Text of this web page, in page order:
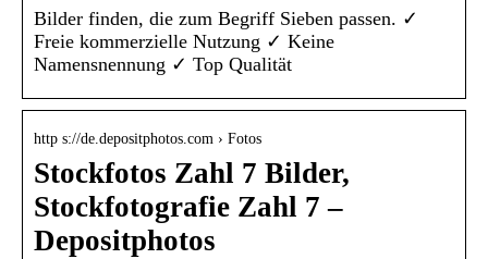
Bilder finden, die zum Begriff Sieben passen. ✓
Freie kommerzielle Nutzung ✓ Keine
Namensnennung ✓ Top Qualität
http s://de.depositphotos.com › Fotos
Stockfotos Zahl 7 Bilder,
Stockfotografie Zahl 7 –
Depositphotos